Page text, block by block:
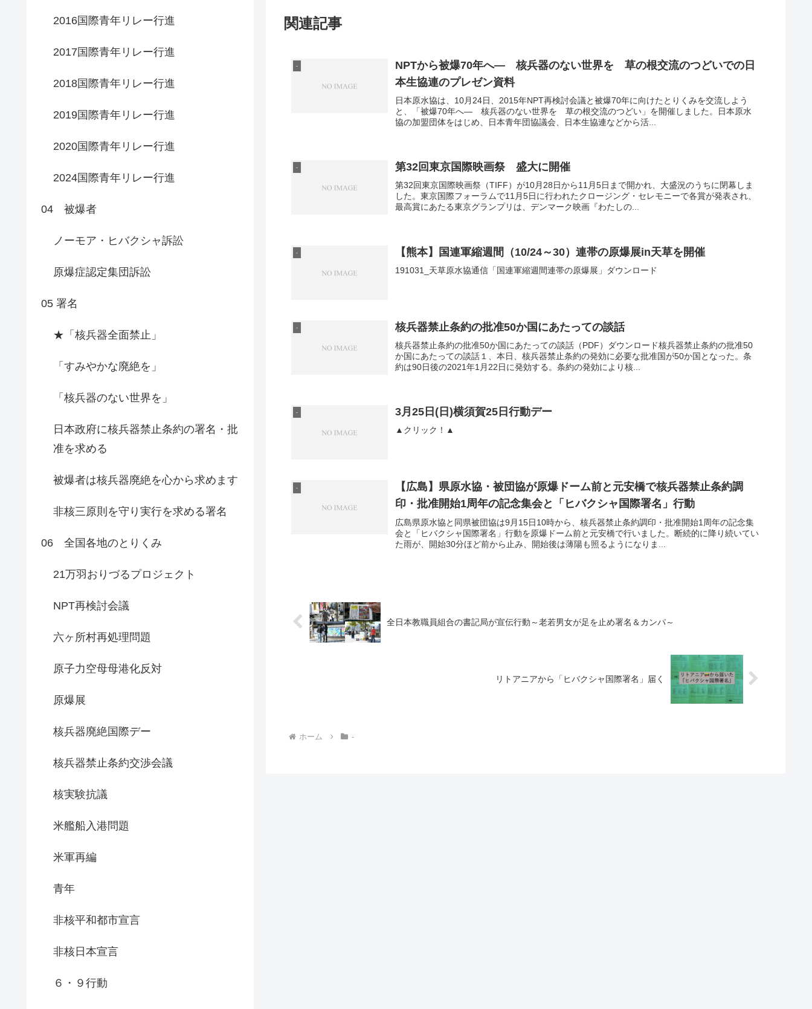
関連記事
-
NPTから被爆70年へ― 核兵器のない世界を 草の根交流のつどいでの日
本生協連のプレゼン資料
日本原水協は、10月24日、2015年NPT再検討会議と被爆70年に向けたとりくみを交流しよう
と、「被爆70年へ― 核兵器のない世界を 草の根交流のつどい」を開催しました。日本原水
協の加盟団体をはじめ、日本青年団協議会、日本生協連などから活...
- 第32回東京国際映画祭 盛大に開催
第32回東京国際映画祭（TIFF）が10月28日から11月5日まで開かれ、大盛況のうちに閉幕しま
した。東京国際フォーラムで11月5日に行われたクロージング・セレモニーで各賞が発表され、
最高賞にあたる東京グランプリは、デンマーク映画『わたしの...
- 【熊本】国連軍縮週間（10/24～30）連帯の原爆展in天草を開催
191031_天草原水協通信「国連軍縮週間連帯の原爆展」ダウンロード
- 核兵器禁止条約の批准50か国にあたっての談話
核兵器禁止条約の批准50か国にあたっての談話（PDF）ダウンロード核兵器禁止条約の批准50
か国にあたっての談話１、本日、核兵器禁止条約の発効に必要な批准国が50か国となった。条
約は90日後の2021年1月22日に発効する。条約の発効により核...
- 3月25日(日)横須賀25日行動デー
▲クリック！▲
-
【広島】県原水協・被団協が原爆ドーム前と元安橋で核兵器禁止条約調
印・批准開始1周年の記念集会と「ヒバクシャ国際署名」行動
広島県原水協と同県被団協は9月15日10時から、核兵器禁止条約調印・批准開始1周年の記念集
会と「ヒバクシャ国際署名」行動を原爆ドーム前と元安橋で行いました。断続的に降り続いてい
た雨が、開始30分ほど前から止み、開始後は薄陽も照るようになりま...
全日本教職員組合の書記局が宣伝行動～老若男女が足を止め署名＆カンパ～
リトアニアから「ヒバクシャ国際署名」届く
ホーム -
2016国際青年リレー行進
2017国際青年リレー行進
2018国際青年リレー行進
2019国際青年リレー行進
2020国際青年リレー行進
2024国際青年リレー行進
04 被爆者
ノーモア・ヒバクシャ訴訟
原爆症認定集団訴訟
05 署名
★「核兵器全面禁止」
「すみやかな廃絶を」
「核兵器のない世界を」
日本政府に核兵器禁止条約の署名・批
准を求める
被爆者は核兵器廃絶を心から求めます
非核三原則を守り実行を求める署名
06 全国各地のとりくみ
21万羽おりづるプロジェクト
NPT再検討会議
六ヶ所村再処理問題
原子力空母母港化反対
原爆展
核兵器廃絶国際デー
核兵器禁止条約交渉会議
核実験抗議
米艦船入港問題
米軍再編
青年
非核平和都市宣言
非核日本宣言
６・９行動